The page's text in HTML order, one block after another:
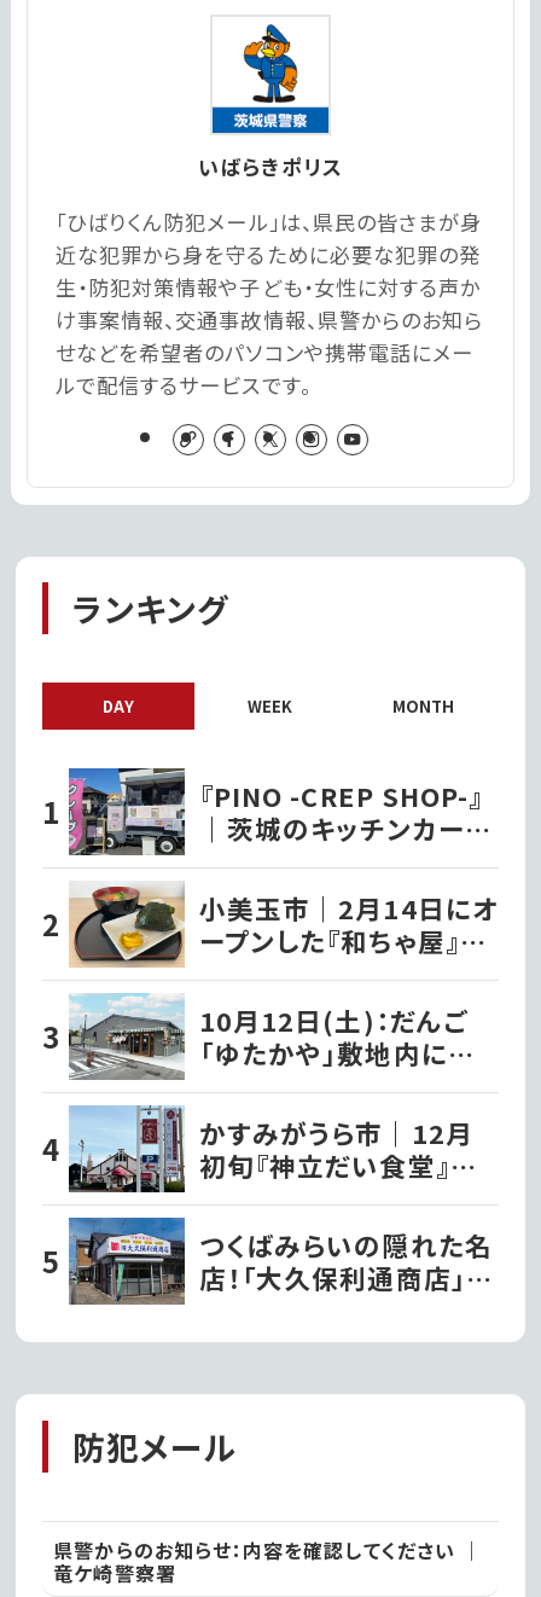
いばらきポリス
「ひばりくん防犯メール」は、県民の皆さまが身
近な犯罪から身を守るために必要な犯罪の発
生・防犯対策情報や子ども・女性に対する声か
け事案情報、交通事故情報、県警からのお知ら
せなどを希望者のパソコンや携帯電話にメー
ルで配信するサービスです。
ランキング
DAY WEEK MONTH
『PINO -CREP SHOP-』
｜茨城のキッチンカー巡
り
小美玉市｜2月14日にオ
ープンした『和ちゃ屋』で
おにぎり味噌汁セットを
いただきました!!
10月12日(土)：だんご
「ゆたかや」敷地内に洋
菓子店『パティスリーナ
カヤマ』がグランドオー
プン!!｜常総市
かすみがうら市｜12月
初旬『神立だい食堂』が
オープンするみたい
つくばみらいの隠れた名
店！「大久保利通商店」の
ばみらい市
防犯メール
県警からのお知らせ：内容を確認してください ｜
竜ケ崎警察署